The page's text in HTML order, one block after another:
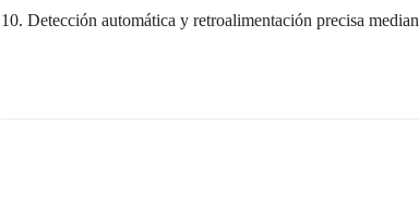
10. Detección automática y retroalimentación precisa